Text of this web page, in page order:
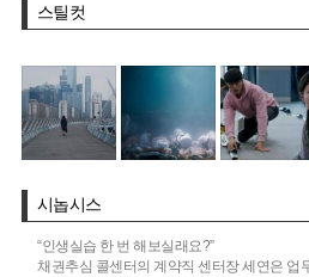
스틸컷
시놉시스
“인생실습 한 번 해보실래요?”
채권추심 콜센터의 계약직 센터장 세연은 업